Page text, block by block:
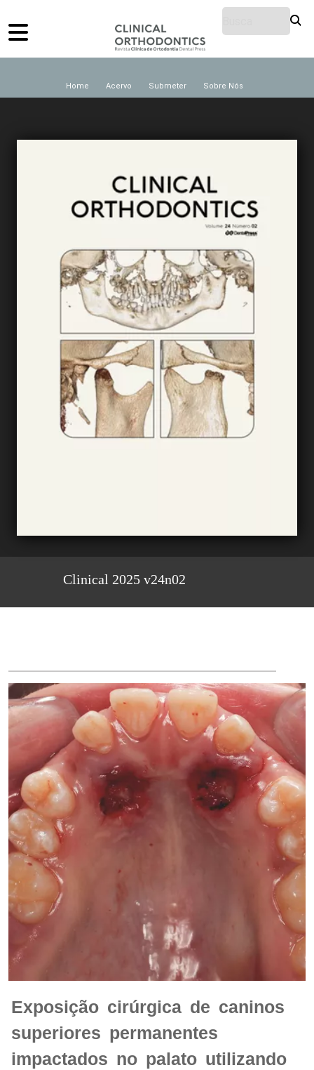
Home Acervo Submeter Sobre Nós
Clinical 2025 v24n02
Exposição cirúrgica de caninos
superiores permanentes
impactados no palato utilizando